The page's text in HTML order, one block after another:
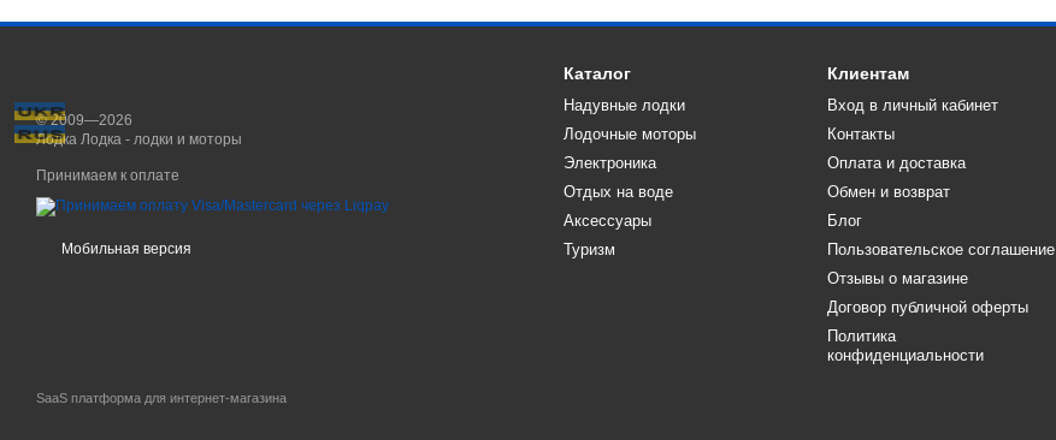
© 2009—2026
Лодка Лодка - лодки и моторы
Принимаем к оплате
Мобильная версия
SaaS платформа для интернет-магазина
Каталог
Надувные лодки
Лодочные моторы
Электроника
Отдых на воде
Аксессуары
Туризм
Клиентам
Вход в личный кабинет
Контакты
Оплата и доставка
Обмен и возврат
Блог
Пользовательское соглашение
Отзывы о магазине
Договор публичной оферты
Политика
конфиденциальности